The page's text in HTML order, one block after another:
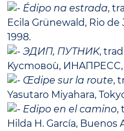
Édipo na estrada,
Ecila Grünewald, Rio de
1998.
ЭДИП, ПУТНИK,
Kycmoвoù, ИHAПPECC,
Œdipe sur la route,
Yasutaro Miyahara,
Edipo en el camino,
Hilda H. García, Buenos